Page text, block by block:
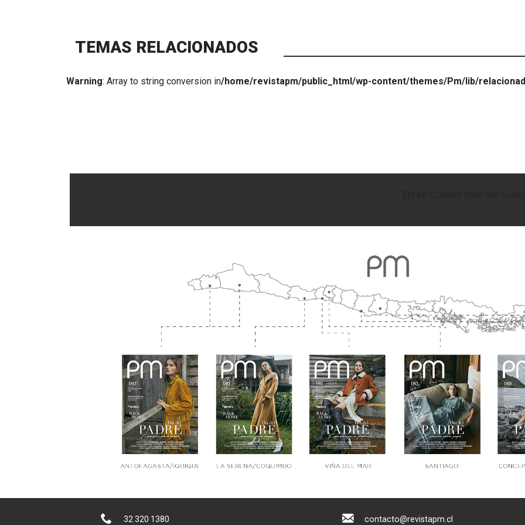
TEMAS RELACIONADOS
Warning: Array to string conversion in/home/revistapm/public_html/wp-content/themes/Pm/lib/
32 320 1380 contacto@revistapm.cl